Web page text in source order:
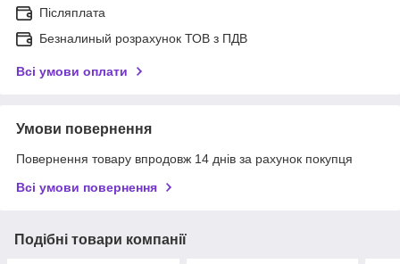
Післяплата
Безналиный розрахунок ТОВ з ПДВ
Всі умови оплати
Умови повернення
Повернення товару впродовж 14 днів за рахунок покупця
Всі умови повернення
Подібні товари компанії